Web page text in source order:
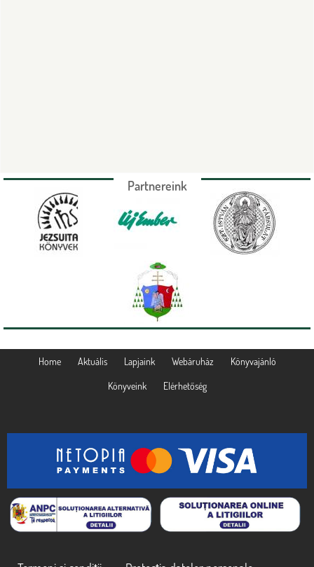
Partnereink
Home Aktuális Lapjaink Webáruház Könyvajánló
Könyveink Elérhetőség